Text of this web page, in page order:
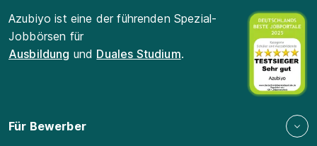
Azubiyo ist eine der führenden Spezial-
Jobbörsen für
Ausbildung und Duales Studium.
Für Bewerber